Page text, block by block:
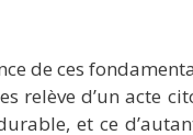
de ces
relève d’un acte
et ce